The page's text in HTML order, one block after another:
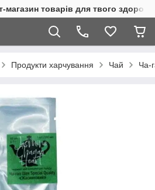
магазин товарів для твого
Продукти харчування Чай Ча-